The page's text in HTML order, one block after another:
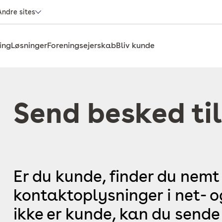
sites
LøsningerForeningsejerskabBliv kunde
Send besked
Er du kunde, finder du
kontaktoplysninger i net-
ikke er kunde, kan du